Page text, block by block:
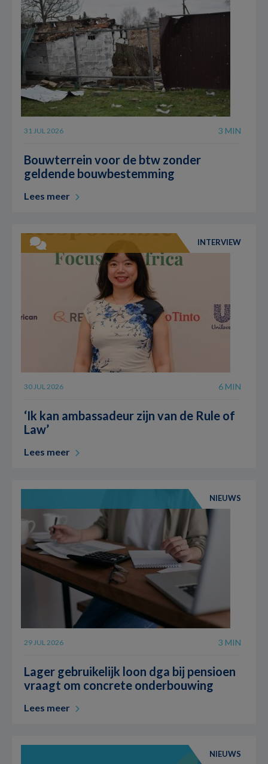
31 JUL 2026 3 MIN
Bouwterrein voor de btw zonder
geldende bouwbestemming
Lees meer
INTERVIEW
30 JUL 2026 6 MIN
‘Ik kan ambassadeur zijn van de Rule of
Law’
Lees meer
NIEUWS
29 JUL 2026 3 MIN
Lager gebruikelijk loon dga bij pensioen
vraagt om concrete onderbouwing
Lees meer
NIEUWS